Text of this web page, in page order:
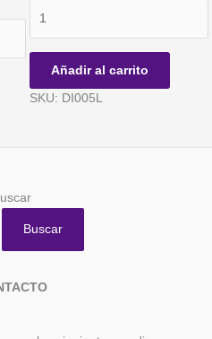
ESQUELETO
cantidad
Añadir al carrito
SKU: DI005L
Buscar